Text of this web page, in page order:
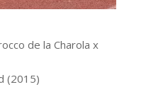
de la Charola x
(2015)